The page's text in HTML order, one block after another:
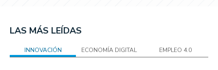
LAS MÁS LEÍDAS
INNOVACIÓN ECONOMÍA DIGITAL EMPLEO 4.0